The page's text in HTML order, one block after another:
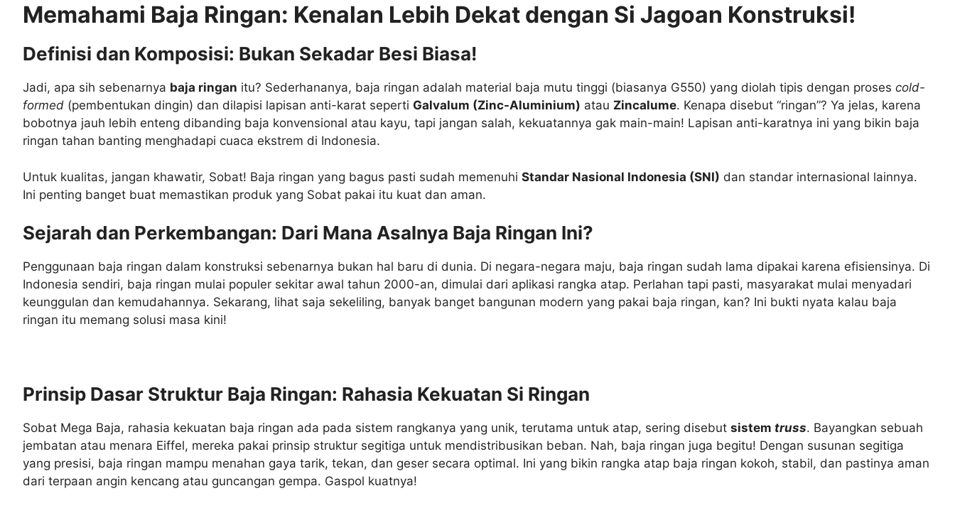
Memahami Baja Ringan: Kenalan Lebih Dekat dengan Si Jagoan Konstruksi!
Definisi dan Komposisi: Bukan Sekadar Besi Biasa!
Jadi, apa sih sebenarnya baja ringan itu? Sederhananya, baja ringan adalah material baja mutu tinggi (biasanya G550) yang diolah tipis dengan proses cold-
formed (pembentukan dingin) dan dilapisi lapisan anti-karat seperti Galvalum (Zinc-Aluminium) atau Zincalume. Kenapa disebut “ringan”? Ya jelas, karena
bobotnya jauh lebih enteng dibanding baja konvensional atau kayu, tapi jangan salah, kekuatannya gak main-main! Lapisan anti-karatnya ini yang bikin baja
ringan tahan banting menghadapi cuaca ekstrem di Indonesia.
Untuk kualitas, jangan khawatir, Sobat! Baja ringan yang bagus pasti sudah memenuhi Standar Nasional Indonesia (SNI) dan standar internasional lainnya.
Ini penting banget buat memastikan produk yang Sobat pakai itu kuat dan aman.
Sejarah dan Perkembangan: Dari Mana Asalnya Baja Ringan Ini?
Penggunaan baja ringan dalam konstruksi sebenarnya bukan hal baru di dunia. Di negara-negara maju, baja ringan sudah lama dipakai karena efisiensinya. Di
Indonesia sendiri, baja ringan mulai populer sekitar awal tahun 2000-an, dimulai dari aplikasi rangka atap. Perlahan tapi pasti, masyarakat mulai menyadari
keunggulan dan kemudahannya. Sekarang, lihat saja sekeliling, banyak banget bangunan modern yang pakai baja ringan, kan? Ini bukti nyata kalau baja
ringan itu memang solusi masa kini!
Prinsip Dasar Struktur Baja Ringan: Rahasia Kekuatan Si Ringan
Sobat Mega Baja, rahasia kekuatan baja ringan ada pada sistem rangkanya yang unik, terutama untuk atap, sering disebut sistem truss. Bayangkan sebuah
jembatan atau menara Eiffel, mereka pakai prinsip struktur segitiga untuk mendistribusikan beban. Nah, baja ringan juga begitu! Dengan susunan segitiga
yang presisi, baja ringan mampu menahan gaya tarik, tekan, dan geser secara optimal. Ini yang bikin rangka atap baja ringan kokoh, stabil, dan pastinya aman
dari terpaan angin kencang atau guncangan gempa. Gaspol kuatnya!